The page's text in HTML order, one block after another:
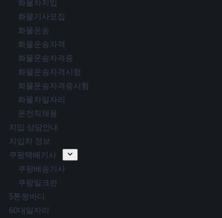
화물차지입
화물기사모집
화물운송
화물운송자격
화물운송자격증
화물운송자격시험
화물운송자격증시험
화물차일자리
운전직채용
지입 상담안내
지입차 정보
쿠팡택배기사
쿠팡배송기사
쿠팡밀크런
5톤윙바디
60대일자리